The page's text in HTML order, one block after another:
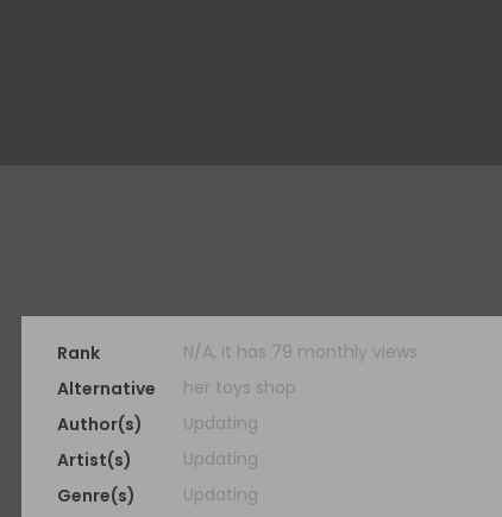
Rank
N/A, it has 79 monthly views
Alternative
her toys shop
Author(s)
Updating
Artist(s)
Updating
Genre(s)
Updating